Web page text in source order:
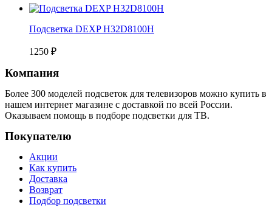
Подсветка DEXP H32D8100H
1250 ₽
Компания
Более 300 моделей подсветок для телевизоров можно купить в
нашем интернет магазине с доставкой по всей России.
Оказываем помощь в подборе подсветки для ТВ.
Покупателю
Акции
Как купить
Доставка
Возврат
Подбор подсветки